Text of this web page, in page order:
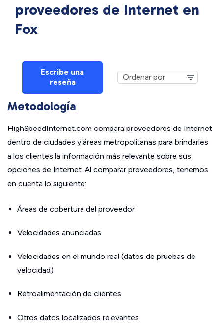
proveedores de Internet en
Fox
Escribe una
reseña
Metodología
HighSpeedInternet.com compara proveedores de Internet
dentro de ciudades y áreas metropolitanas para brindarles
a los clientes la información más relevante sobre sus
opciones de Internet. Al comparar proveedores, tenemos
en cuenta lo siguiente:
Áreas de cobertura del proveedor
Velocidades anunciadas
Velocidades en el mundo real (datos de pruebas de
velocidad)
Retroalimentación de clientes
Otros datos localizados relevantes